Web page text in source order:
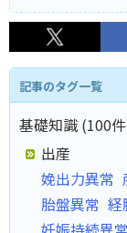
記事のタグ一覧
基礎知識 (100
出産
娩出力異常
胎盤異常 経